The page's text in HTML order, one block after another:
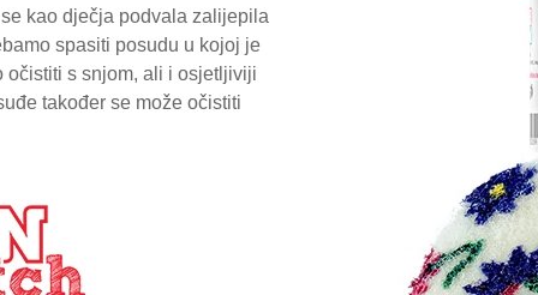
kao dječja podvala zalijepila
spasiti posudu u kojoj je
očistiti s snjom, ali i osjetljiviji
također se može očistiti